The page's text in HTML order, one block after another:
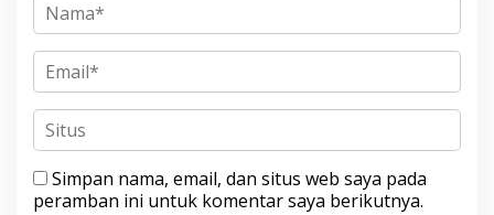
Simpan nama, email, dan situs web saya pada
peramban ini untuk komentar saya berikutnya.